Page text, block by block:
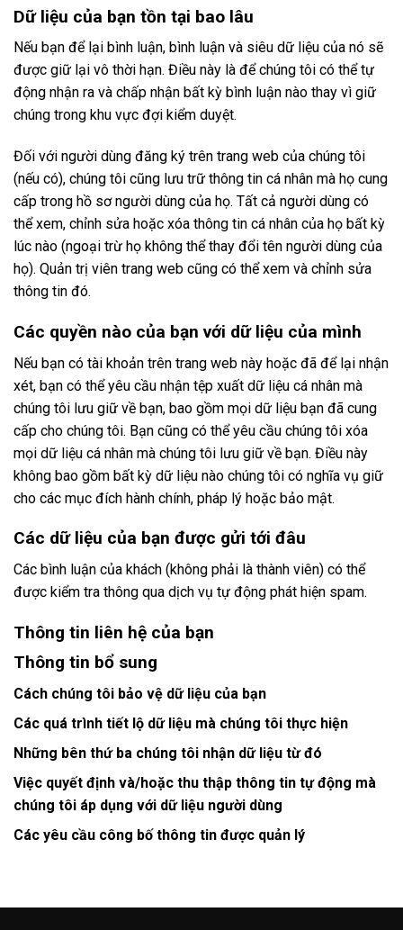
Dữ liệu của bạn tồn tại bao lâu
Nếu bạn để lại bình luận, bình luận và siêu dữ liệu của nó sẽ
được giữ lại vô thời hạn. Điều này là để chúng tôi có thể tự
động nhận ra và chấp nhận bất kỳ bình luận nào thay vì giữ
chúng trong khu vực đợi kiểm duyệt.
Đối với người dùng đăng ký trên trang web của chúng tôi
(nếu có), chúng tôi cũng lưu trữ thông tin cá nhân mà họ cung
cấp trong hồ sơ người dùng của họ. Tất cả người dùng có
thể xem, chỉnh sửa hoặc xóa thông tin cá nhân của họ bất kỳ
lúc nào (ngoại trừ họ không thể thay đổi tên người dùng của
họ). Quản trị viên trang web cũng có thể xem và chỉnh sửa
thông tin đó.
Các quyền nào của bạn với dữ liệu của mình
Nếu bạn có tài khoản trên trang web này hoặc đã để lại nhận
xét, bạn có thể yêu cầu nhận tệp xuất dữ liệu cá nhân mà
chúng tôi lưu giữ về bạn, bao gồm mọi dữ liệu bạn đã cung
cấp cho chúng tôi. Bạn cũng có thể yêu cầu chúng tôi xóa
mọi dữ liệu cá nhân mà chúng tôi lưu giữ về bạn. Điều này
không bao gồm bất kỳ dữ liệu nào chúng tôi có nghĩa vụ giữ
cho các mục đích hành chính, pháp lý hoặc bảo mật.
Các dữ liệu của bạn được gửi tới đâu
Các bình luận của khách (không phải là thành viên) có thể
được kiểm tra thông qua dịch vụ tự động phát hiện spam.
Thông tin liên hệ của bạn
Thông tin bổ sung
Cách chúng tôi bảo vệ dữ liệu của bạn
Các quá trình tiết lộ dữ liệu mà chúng tôi thực hiện
Những bên thứ ba chúng tôi nhận dữ liệu từ đó
Việc quyết định và/hoặc thu thập thông tin tự động mà
chúng tôi áp dụng với dữ liệu người dùng
Các yêu cầu công bố thông tin được quản lý